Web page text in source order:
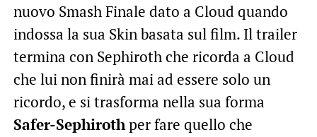
nuovo Smash Finale dato a Cloud quando
indossa la sua Skin basata sul film. Il trailer
termina con Sephiroth che ricorda a Cloud
che lui non finirà mai ad essere solo un
ricordo, e si trasforma nella sua forma
Safer-Sephirothper fare quello che